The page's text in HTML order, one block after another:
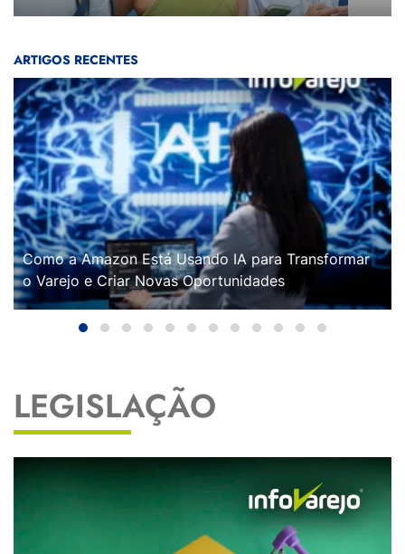
ARTIGOS RECENTES
Como a Amazon Está Usando IA para Transformar
o Varejo e Criar Novas Oportunidades
LEGISLAÇÃO